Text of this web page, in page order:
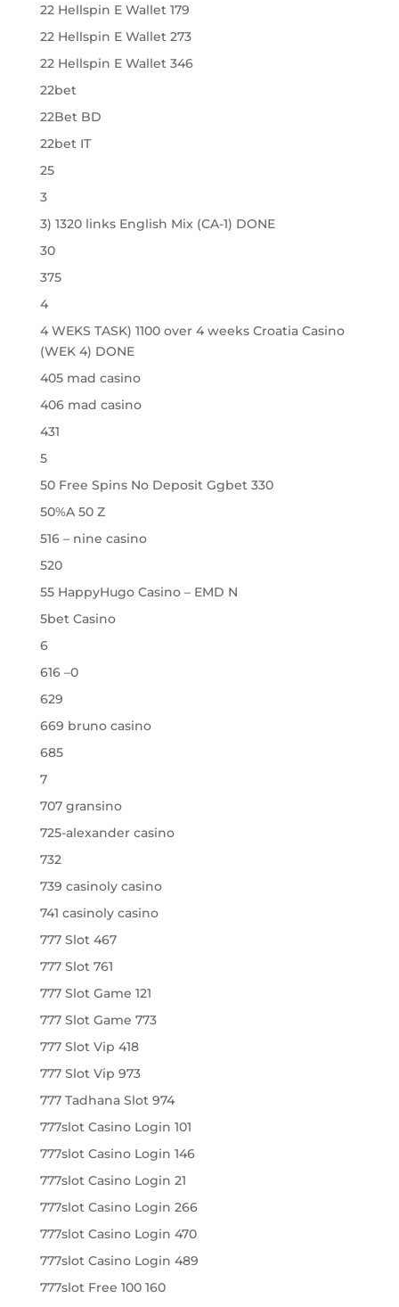
22 Hellspin E Wallet 179
22 Hellspin E Wallet 273
22 Hellspin E Wallet 346
22bet
22Bet BD
22bet IT
25
3
3) 1320 links English Mix (CA-1) DONE
30
375
4
4 WEKS TASK) 1100 over 4 weeks Croatia Casino
(WEK 4) DONE
405 mad casino
406 mad casino
431
5
50 Free Spins No Deposit Ggbet 330
50%A 50 Z
516 – nine casino
520
55 HappyHugo Casino – EMD N
5bet Casino
6
616 –0
629
669 bruno casino
685
7
707 gransino
725-alexander casino
732
739 casinoly casino
741 casinoly casino
777 Slot 467
777 Slot 761
777 Slot Game 121
777 Slot Game 773
777 Slot Vip 418
777 Slot Vip 973
777 Tadhana Slot 974
777slot Casino Login 101
777slot Casino Login 146
777slot Casino Login 21
777slot Casino Login 266
777slot Casino Login 470
777slot Casino Login 489
777slot Free 100 160